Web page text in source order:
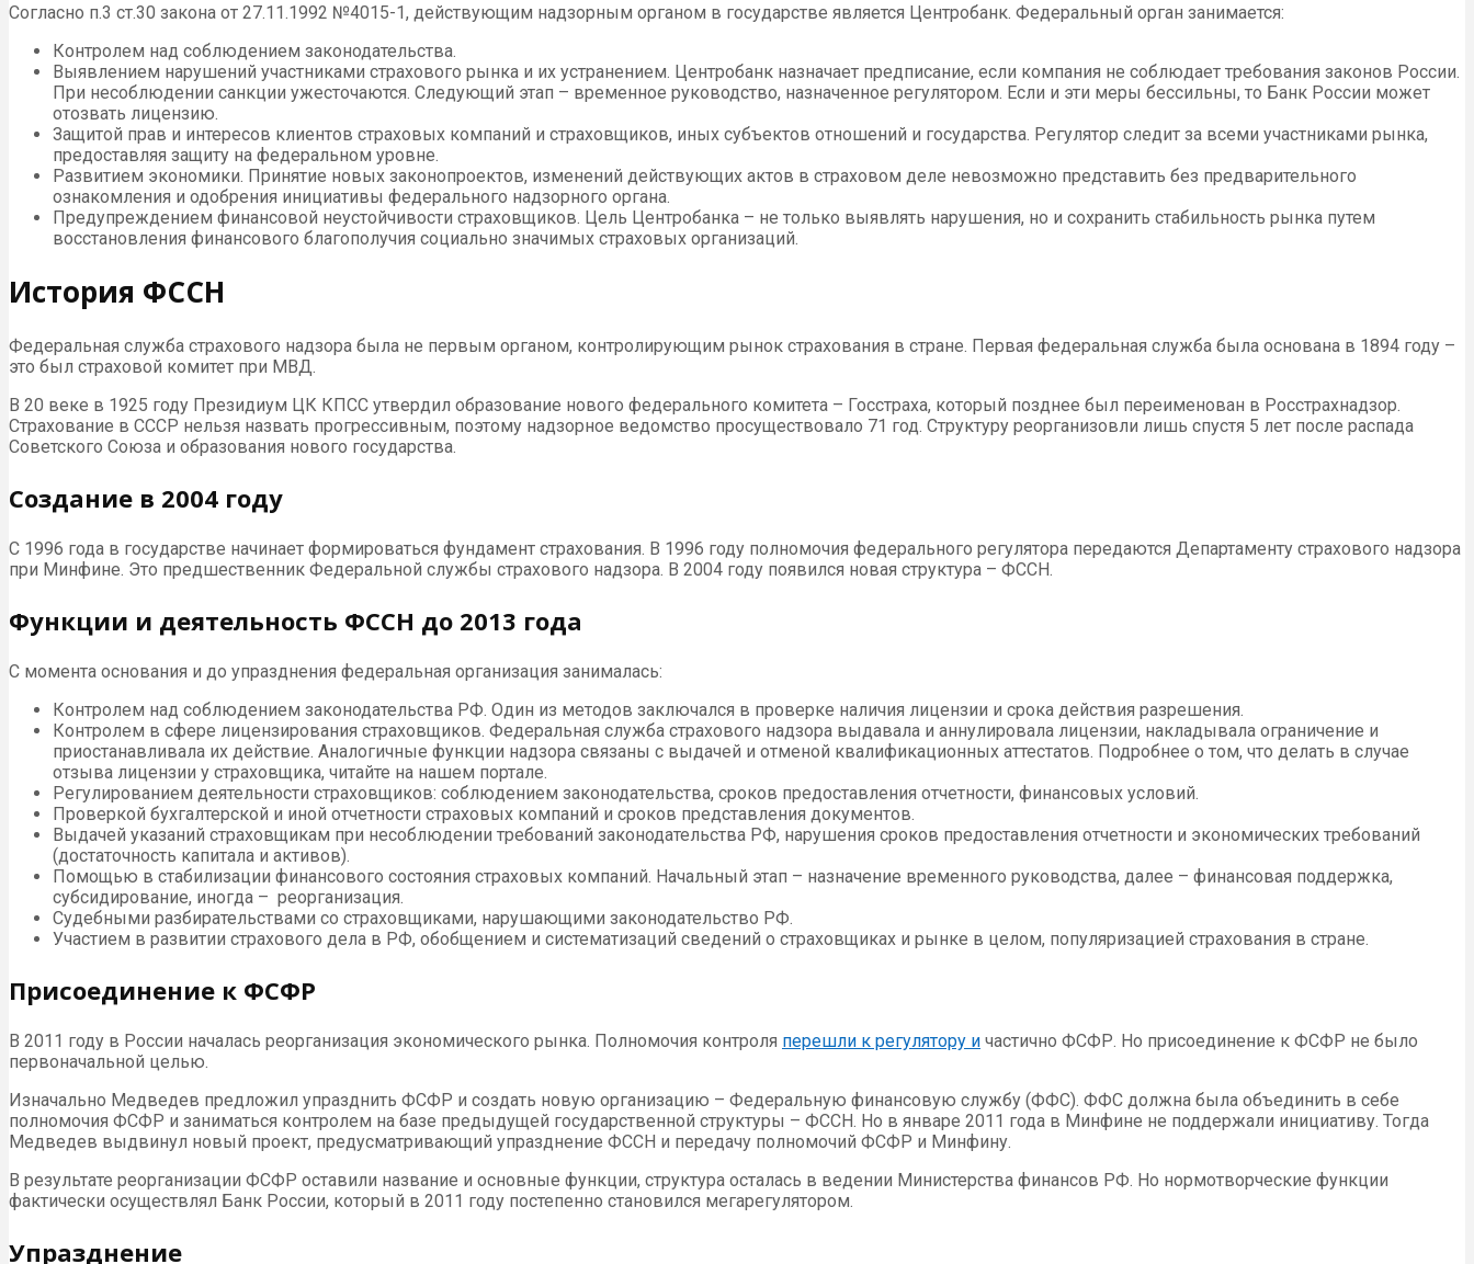
Согласно п.3 ст.30 закона от 27.11.1992 №4015-1, действующим надзорным органом в государстве является Центробанк. Федеральный орган занимается:
Контролем над соблюдением законодательства.
Выявлением нарушений участниками страхового рынка и их устранением. Центробанк назначает предписание, если компания не соблюдает требования законов России.
При несоблюдении санкции ужесточаются. Следующий этап – временное руководство, назначенное регулятором. Если и эти меры бессильны, то Банк России может
отозвать лицензию.
Защитой прав и интересов клиентов страховых компаний и страховщиков, иных субъектов отношений и государства. Регулятор следит за всеми участниками рынка,
предоставляя защиту на федеральном уровне.
Развитием экономики. Принятие новых законопроектов, изменений действующих актов в страховом деле невозможно представить без предварительного
ознакомления и одобрения инициативы федерального надзорного органа.
Предупреждением финансовой неустойчивости страховщиков. Цель Центробанка – не только выявлять нарушения, но и сохранить стабильность рынка путем
восстановления финансового благополучия социально значимых страховых организаций.
История ФССН
Федеральная служба страхового надзора была не первым органом, контролирующим рынок страхования в стране. Первая федеральная служба была основана в 1894 году –
это был страховой комитет при МВД.
В 20 веке в 1925 году Президиум ЦК КПСС утвердил образование нового федерального комитета – Госстраха, который позднее был переименован в Росстрахнадзор.
Страхование в СССР нельзя назвать прогрессивным, поэтому надзорное ведомство просуществовало 71 год. Структуру реорганизовли лишь спустя 5 лет после распада
Советского Союза и образования нового государства.
Создание в 2004 году
С 1996 года в государстве начинает формироваться фундамент страхования. В 1996 году полномочия федерального регулятора передаются Департаменту страхового надзора
при Минфине. Это предшественник Федеральной службы страхового надзора. В 2004 году появился новая структура – ФССН.
Функции и деятельность ФССН до 2013 года
С момента основания и до упразднения федеральная организация занималась:
Контролем над соблюдением законодательства РФ. Один из методов заключался в проверке наличия лицензии и срока действия разрешения.
Контролем в сфере лицензирования страховщиков. Федеральная служба страхового надзора выдавала и аннулировала лицензии, накладывала ограничение и
приостанавливала их действие. Аналогичные функции надзора связаны с выдачей и отменой квалификационных аттестатов. Подробнее о том, что делать в случае
отзыва лицензии у страховщика, читайте на нашем портале.
Регулированием деятельности страховщиков: соблюдением законодательства, сроков предоставления отчетности, финансовых условий.
Проверкой бухгалтерской и иной отчетности страховых компаний и сроков представления документов.
Выдачей указаний страховщикам при несоблюдении требований законодательства РФ, нарушения сроков предоставления отчетности и экономических требований
(достаточность капитала и активов).
Помощью в стабилизации финансового состояния страховых компаний. Начальный этап – назначение временного руководства, далее – финансовая поддержка,
субсидирование, иногда – реорганизация.
Судебными разбирательствами со страховщиками, нарушающими законодательство РФ.
Участием в развитии страхового дела в РФ, обобщением и систематизаций сведений о страховщиках и рынке в целом, популяризацией страхования в стране.
Присоединение к ФСФР
В 2011 году в России началась реорганизация экономического рынка. Полномочия контроля перешли к регулятору и частично ФСФР. Но присоединение к ФСФР не было
первоначальной целью.
Изначально Медведев предложил упразднить ФСФР и создать новую организацию – Федеральную финансовую службу (ФФС). ФФС должна была объединить в себе
полномочия ФСФР и заниматься контролем на базе предыдущей государственной структуры – ФССН. Но в январе 2011 года в Минфине не поддержали инициативу. Тогда
Медведев выдвинул новый проект, предусматривающий упразднение ФССН и передачу полномочий ФСФР и Минфину.
В результате реорганизации ФСФР оставили название и основные функции, структура осталась в ведении Министерства финансов РФ. Но нормотворческие функции
фактически осуществлял Банк России, который в 2011 году постепенно становился мегарегулятором.
Упразднение